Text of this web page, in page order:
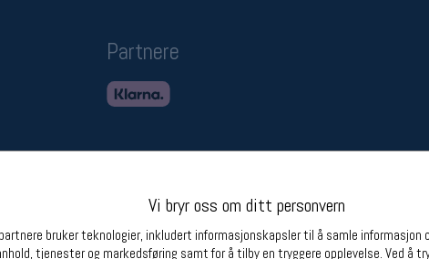
Vi bryr oss om ditt personvern
bruker teknologier, inkludert informasjonskapsler til å samle informasjon
tjenester og markedsføring samt for å tilby en tryggere opplevelse. Ved å
Partnere